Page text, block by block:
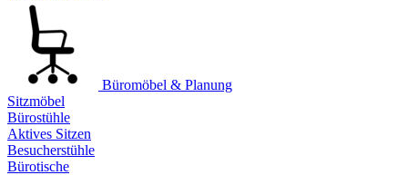
Büromöbel & Planung
Sitzmöbel
Bürostühle
Aktives Sitzen
Besucherstühle
Bürotische